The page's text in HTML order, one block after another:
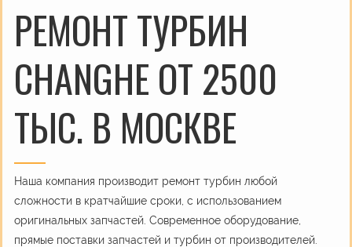
РЕМОНТ ТУРБИН
CHANGHE ОТ 2500
ТЫС. В МОСКВЕ
Наша компания производит ремонт турбин любой
сложности в кратчайшие сроки, с использованием
оригинальных запчастей. Современное оборудование,
прямые поставки запчастей и турбин от производителей.